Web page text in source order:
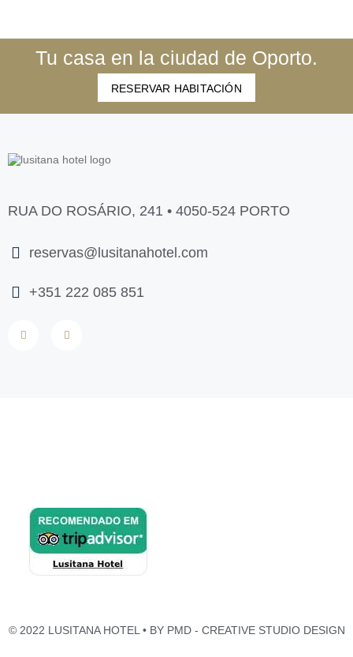
Tu casa en la ciudad de Oporto.
RESERVAR HABITACIÓN
RUA DO ROSÁRIO, 241 • 4050-524 PORTO
reservas@lusitanahotel.com
+351 222 085 851
© 2022 LUSITANA HOTEL • BY PMD - CREATIVE STUDIO DESIGN